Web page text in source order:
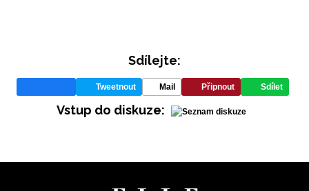
INFORMACE
Sdílejte:
Tweetnout Mail Připnout Sdílet
Vstup do diskuze: